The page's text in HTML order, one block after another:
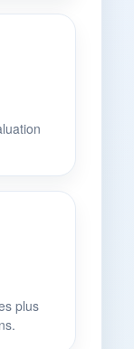
plus